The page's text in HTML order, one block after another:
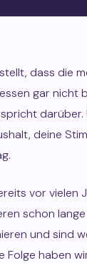
dass die
gar nicht
deine
vor vielen
schon
und sind
haben